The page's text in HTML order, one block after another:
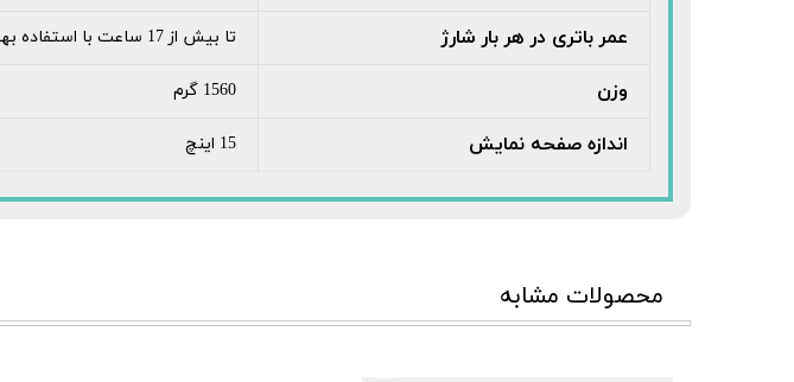
عمر باتری در هر بار شارژ تا بیش از 17 ساعت با استفاده بهینه
وزن 1560 گرم
اندازه صفحه نمایش 15 اینچ
محصولات مشابه